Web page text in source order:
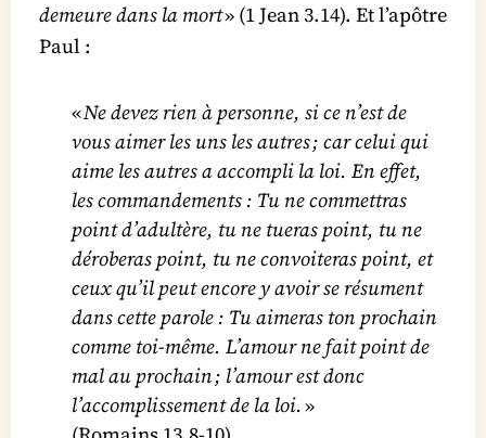
demeure dans la mort» (1 Jean 3.14). Et l’apôtre
Paul :
«Ne devez rien à personne, si ce n’est de
vous aimer les uns les autres ; car celui qui
aime les autres a accompli la loi. En effet,
les commandements : Tu ne commettras
point d’adultère, tu ne tueras point, tu ne
déroberas point, tu ne convoiteras point, et
ceux qu’il peut encore y avoir se résument
dans cette parole : Tu aimeras ton prochain
comme toi-même. L’amour ne fait point de
mal au prochain ; l’amour est donc
l’accomplissement de la loi.»